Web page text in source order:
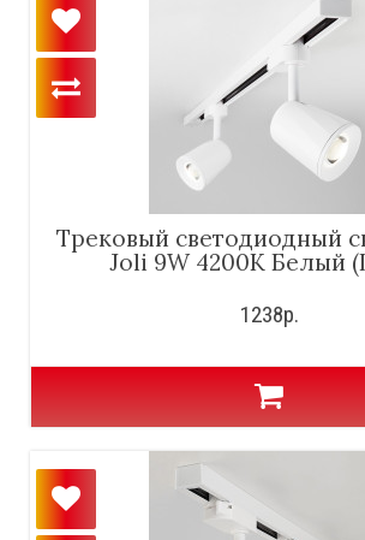
Трековый светодиодный
Joli 9W 4200K Белый
1238р.